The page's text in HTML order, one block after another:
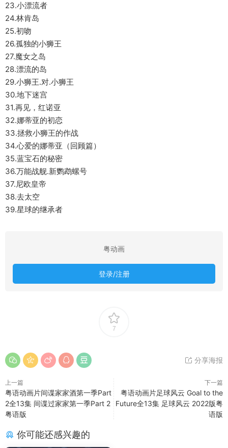
23.小漂流者
24.林肯岛
25.初吻
26.孤独的小狮王
27.魔女之岛
28.漂流的岛
29.小狮王.对.小狮王
30.地下迷宫
31.再见，红诺亚
32.娜蒂亚的初恋
33.拯救小狮王的作战
34.心爱的娜蒂亚（回顾篇）
35.蓝宝石的秘密
36.万能战舰.新鹦鹉螺号
37.尼欧皇帝
38.去太空
39.星球的继承者
粤动画
登录/注册
7
分享海报
上一篇
粤语动画片间谍家家酒第一季Part
2全13集 间谍过家家第一季Part 2
粤语版
下一篇
粤语动画片足球风云 Goal to the
Future全13集 足球风云 2022版粤
语版
你可能还感兴趣的